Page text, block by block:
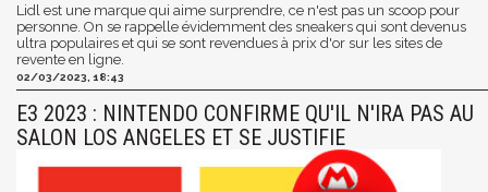
Lidl est une marque qui aime surprendre, ce n'est pas un scoop pour
personne. On se rappelle évidemment des sneakers qui sont devenus
ultra populaires et qui se sont revendues à prix d'or sur les sites de
revente en ligne.
02/03/2023, 18:43
E3 2023 : NINTENDO CONFIRME QU'IL N'IRA PAS AU
SALON LOS ANGELES ET SE JUSTIFIE